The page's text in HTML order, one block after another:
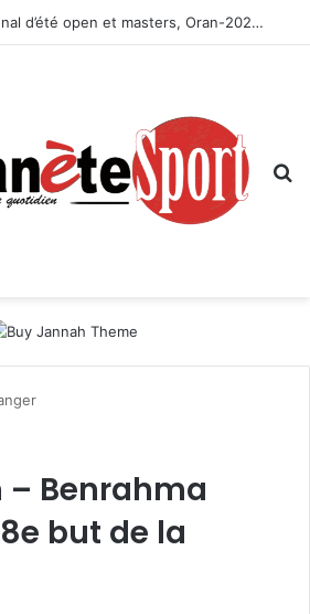
Championnat national d’été open et masters, Oran-2026 — Le CRB s’adjuge le titre
– Benrahma
but de la